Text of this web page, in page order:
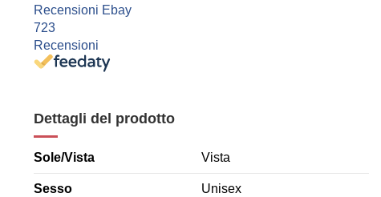
Recensioni Ebay
723
Recensioni
Dettagli del prodotto
Sole/Vista Vista
Sesso Unisex